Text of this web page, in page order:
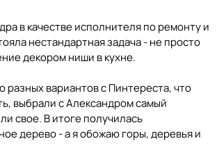
в качестве исполнителя по ремонту и
нестандартная задача - не просто
декором ниши в кухне.
разных вариантов с Пинтереста, что
выбрали с Александром самый
свое. В итоге получилась
дерево - а я обожаю горы, деревья и